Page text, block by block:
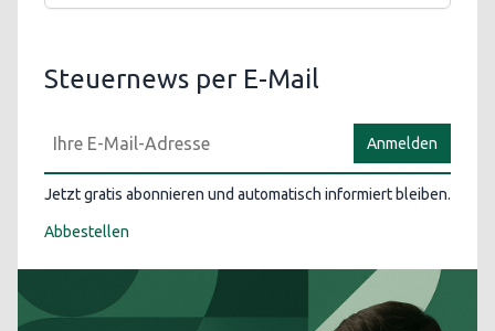
Steuernews per E-Mail
Anmelden
Jetzt gratis abonnieren und automatisch informiert bleiben.
Abbestellen